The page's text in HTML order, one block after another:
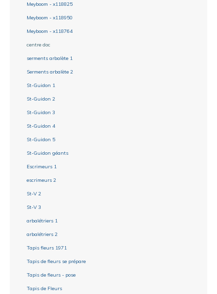
Meyboom - x118825
Meyboom - x118950
Meyboom - x118764
centre doc
serments arbalète 1
Serments arbalète 2
St-Guidon 1
St-Guidon 2
St-Guidon 3
St-Guidon 4
St-Guidon 5
St-Guidon géants
Escrimeurs 1
escrimeurs 2
St-V 2
St-V 3
arbalétriers 1
arbalétriers 2
Tapis fleurs 1971
Tapis de fleurs se prépare
Tapis de fleurs - pose
Tapis de Fleurs